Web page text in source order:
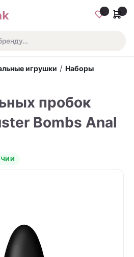
игрушки / Наборы
пробок
Bombs Anal